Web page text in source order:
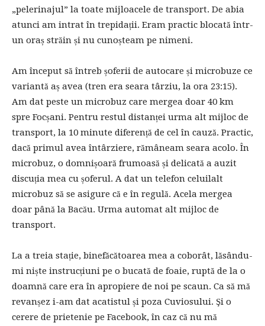
„pelerinajul” la toate mijloacele de transport. De abia
atunci am intrat în trepidații. Eram practic blocată într-
un oraș străin și nu cunoșteam pe nimeni.
Am început să întreb șoferii de autocare și microbuze ce
variantă aș avea (tren era seara târziu, la ora 23:15).
Am dat peste un microbuz care mergea doar 40 km
spre Focșani. Pentru restul distanței urma alt mijloc de
transport, la 10 minute diferență de cel în cauză. Practic,
dacă primul avea întârziere, rămâneam seara acolo. În
microbuz, o domnișoară frumoasă și delicată a auzit
discuția mea cu șoferul. A dat un telefon celuilalt
microbuz să se asigure că e în regulă. Acela mergea
doar până la Bacău. Urma automat alt mijloc de
transport.
La a treia stație, binefăcătoarea mea a coborât, lăsându-
mi niște instrucțiuni pe o bucată de foaie, ruptă de la o
doamnă care era în apropiere de noi pe scaun. Ca să mă
revanșez i-am dat acatistul și poza Cuviosului. Şi o
cerere de prietenie pe Facebook, în caz că nu mă